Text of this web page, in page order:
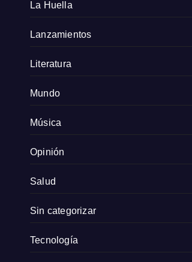
La Huella
Lanzamientos
Literatura
Mundo
Música
Opinión
Salud
Sin categorizar
Tecnología